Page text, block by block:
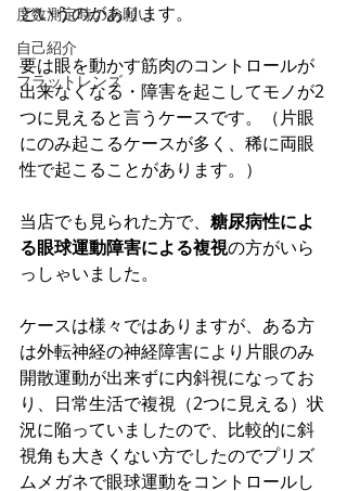
度数測定時のお願い
自己紹介
フラットレンズ
というのがあります。
要は眼を動かす筋肉のコントロールが
出来なくなる・障害を起こしてモノが2
つに見えると言うケースです。（片眼
にのみ起こるケースが多く、稀に両眼
性で起こることがあります。）
当店でも見られた方で、 糖尿病性によ
る眼球運動障害による複視の方がいら
っしゃいました。
ケースは様々ではありますが、ある方
は外転神経の神経障害により片眼のみ
開散運動が出来ずに内斜視になってお
り、日常生活で複視（2つに見える）状
況に陥っていましたので、比較的に斜
視角も大きくない方でしたのでプリズ
ムメガネで眼球運動をコントロールし